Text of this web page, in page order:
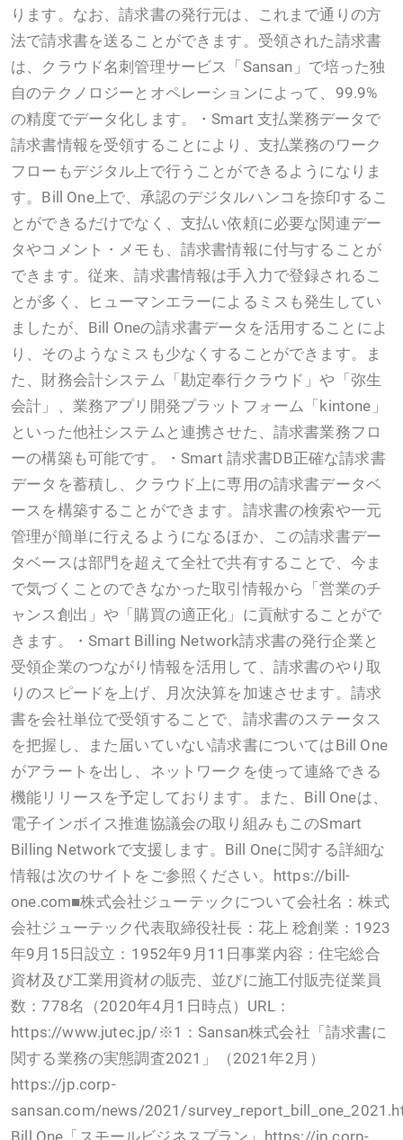
ります。なお、請求書の発行元は、これまで通りの方
法で請求書を送ることができます。受領された請求書
は、クラウド名刺管理サービス「Sansan」で培った独
自のテクノロジーとオペレーションによって、99.9%
の精度でデータ化します。・Smart 支払業務データで
請求書情報を受領することにより、支払業務のワーク
フローもデジタル上で行うことができるようになりま
す。Bill One上で、承認のデジタルハンコを捺印するこ
とができるだけでなく、支払い依頼に必要な関連デー
タやコメント・メモも、請求書情報に付与することが
できます。従来、請求書情報は手入力で登録されるこ
とが多く、ヒューマンエラーによるミスも発生してい
ましたが、Bill Oneの請求書データを活用することによ
り、そのようなミスも少なくすることができます。ま
た、財務会計システム「勘定奉行クラウド」や「弥生
会計」、業務アプリ開発プラットフォーム「kintone」
といった他社システムと連携させた、請求書業務フロ
ーの構築も可能です。・Smart 請求書DB正確な請求書
データを蓄積し、クラウド上に専用の請求書データベ
ースを構築することができます。請求書の検索や一元
管理が簡単に行えるようになるほか、この請求書デー
タベースは部門を超えて全社で共有することで、今ま
で気づくことのできなかった取引情報から「営業のチ
ャンス創出」や「購買の適正化」に貢献することがで
きます。・Smart Billing Network請求書の発行企業と
受領企業のつながり情報を活用して、請求書のやり取
りのスピードを上げ、月次決算を加速させます。請求
書を会社単位で受領することで、請求書のステータス
を把握し、また届いていない請求書についてはBill One
がアラートを出し、ネットワークを使って連絡できる
機能リリースを予定しております。また、Bill Oneは、
電子インボイス推進協議会の取り組みもこのSmart
Billing Networkで支援します。Bill Oneに関する詳細な
情報は次のサイトをご参照ください。https://bill-
one.com■株式会社ジューテックについて会社名：株式
会社ジューテック代表取締役社長：花上 稔創業：1923
年9月15日設立：1952年9月11日事業内容：住宅総合
資材及び工業用資材の販売、並びに施工付販売従業員
数：778名（2020年4月1日時点）URL：
https://www.jutec.jp/※1：Sansan株式会社「請求書に
関する業務の実態調査2021」（2021年2月）
https://jp.corp-
sansan.com/news/2021/
Bill One「スモールビジネスプラン」https://jp.corp-